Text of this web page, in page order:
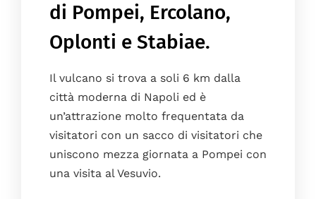
di Pompei, Ercolano,
Oplonti e Stabiae.
Il vulcano si trova a soli 6 km dalla
città moderna di Napoli ed è
un’attrazione molto frequentata da
visitatori con un sacco di visitatori che
uniscono mezza giornata a Pompei con
una visita al Vesuvio.